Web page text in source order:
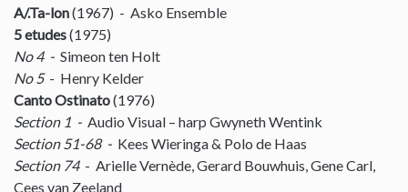
A/.Ta-lon(1967) - Asko Ensemble
5 etudes(1975)
No 4 - Simeon ten Holt
No 5- Henry Kelder
Canto Ostinato(1976)
Section 1 - Audio Visual – harp Gwyneth Wentink
Section 51-68 - Kees Wieringa & Polo de Haas
Section 74- Arielle Vernède, Gerard Bouwhuis, Gene Carl,
Cees van Zeeland